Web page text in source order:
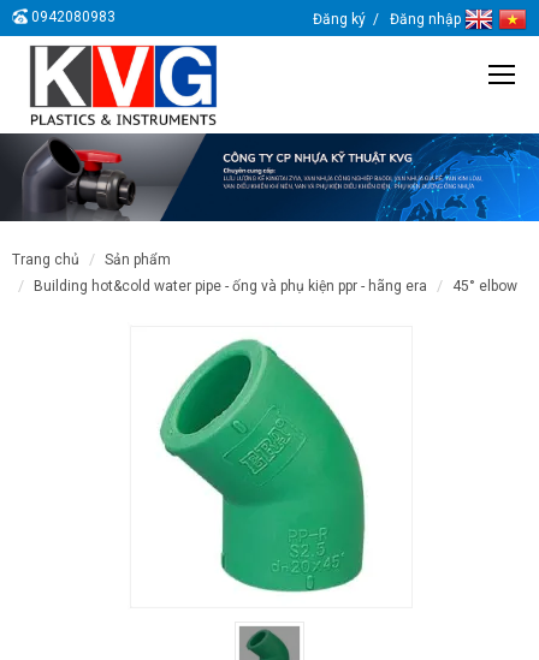
0942080983 Đăng ký Đăng nhập
trang chủ
sản phẩm
building hot&cold water pipe - ống và phụ kiện ppr - hãng era
45° elbow